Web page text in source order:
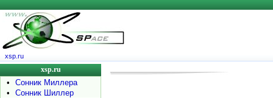
xsp.ru
xsp.ru
•
Сонник Миллера
•
Сонник Шиллер